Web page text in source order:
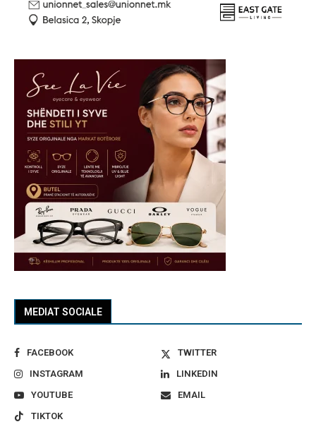
MEDIAT SOCIALE
FACEBOOK
TWITTER
INSTAGRAM
LINKEDIN
YOUTUBE
EMAIL
TIKTOK